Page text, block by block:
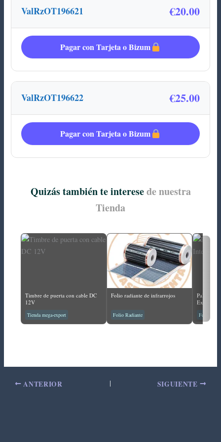
ValRzOT196621 €20.00
Pagar con Tarjeta o Bizum
ValRzOT196622 €25.00
Pagar con Tarjeta o Bizum
Quizás también te interesede nuestra
Tienda
Timbre de puerta con cable DC
12V
Tienda mega-export
Folio radiante de infrarrojos
Folio Radiante
Paleta
Exteriores
Ferretería
ANTERIOR SIGUIENTE